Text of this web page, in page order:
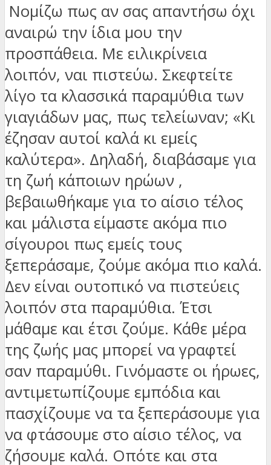
Νομίζω πως αν σας απαντήσω όχι
αναιρώ την ίδια μου την
προσπάθεια. Με ειλικρίνεια
λοιπόν, ναι πιστεύω. Σκεφτείτε
λίγο τα κλασσικά παραμύθια των
γιαγιάδων μας, πως τελείωναν; «Κι
έζησαν αυτοί καλά κι εμείς
καλύτερα». Δηλαδή, διαβάσαμε για
τη ζωή κάποιων ηρώων ,
βεβαιωθήκαμε για το αίσιο τέλος
και μάλιστα είμαστε ακόμα πιο
σίγουροι πως εμείς τους
ξεπεράσαμε, ζούμε ακόμα πιο καλά.
Δεν είναι ουτοπικό να πιστεύεις
λοιπόν στα παραμύθια. Έτσι
μάθαμε και έτσι ζούμε. Κάθε μέρα
της ζωής μας μπορεί να γραφτεί
σαν παραμύθι. Γινόμαστε οι ήρωες,
αντιμετωπίζουμε εμπόδια και
πασχίζουμε να τα ξεπεράσουμε για
να φτάσουμε στο αίσιο τέλος, να
ζήσουμε καλά. Οπότε και στα